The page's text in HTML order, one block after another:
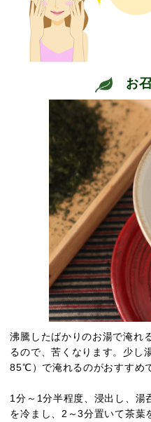
お
沸騰したばかりのお湯で淹れ
るので、苦くなります。少し
85℃）で淹れるのがおすすめ
1分～1分半程度、浸出し、湯
を冷まし、2～3分置いて茶葉